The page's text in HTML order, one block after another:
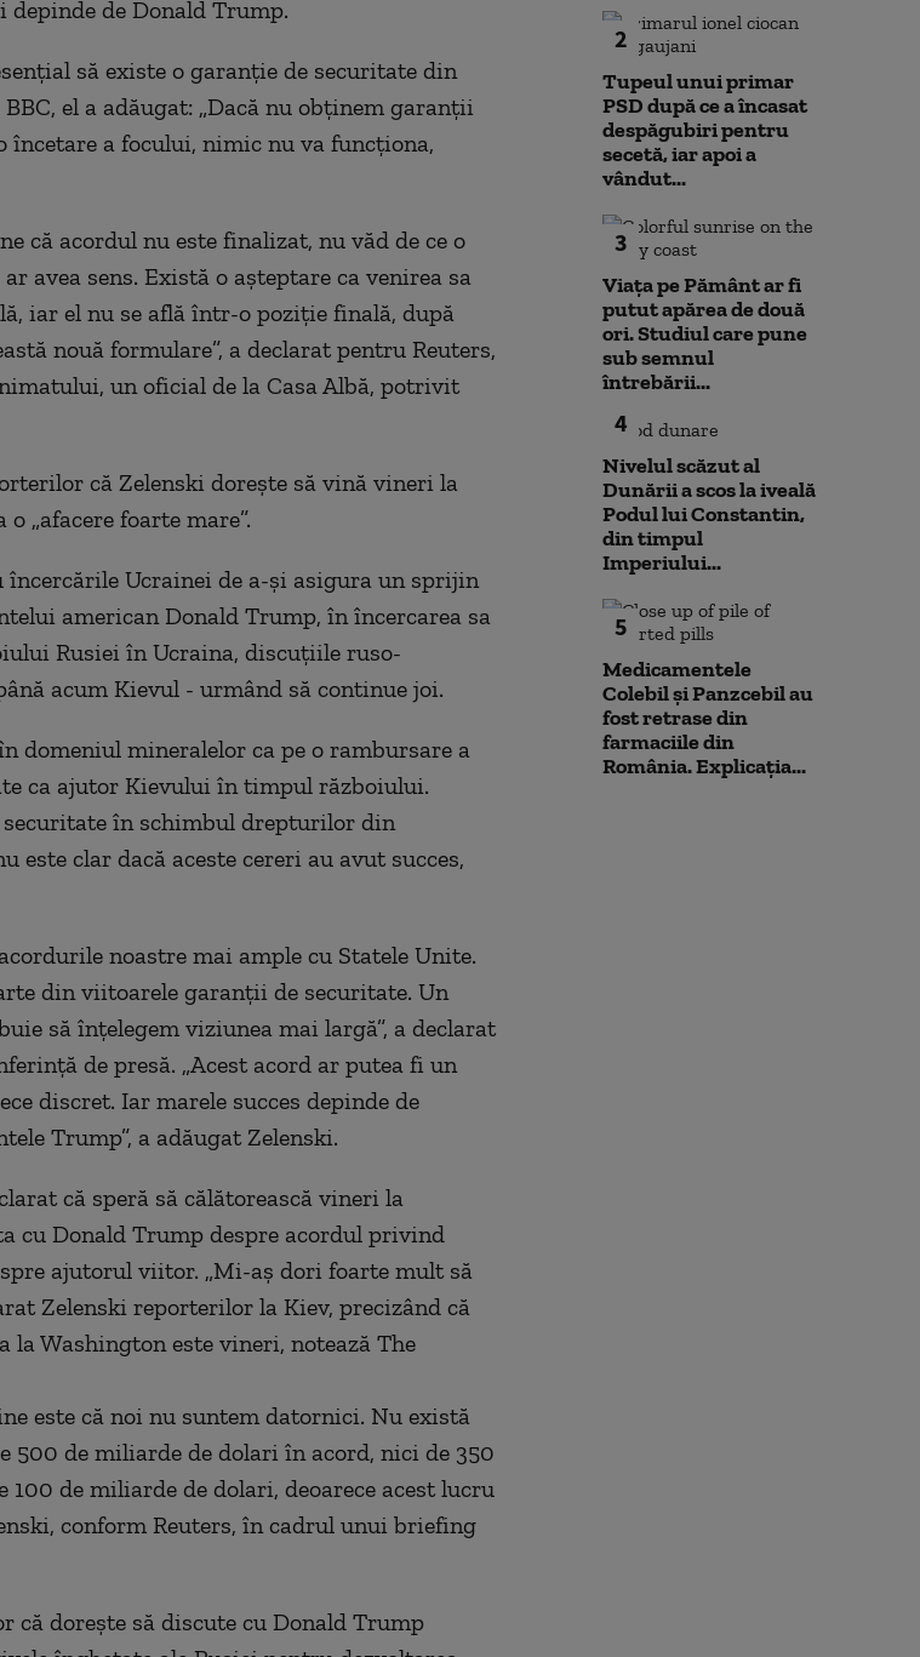
depinde de Donald Trump.
să existe o garanţie de securitate din
el a adăugat: „Dacă nu obţinem garanţii
încetare a focului, nimic nu va funcţiona,
că acordul nu este finalizat, nu văd de ce o
avea sens. Există o aşteptare ca venirea sa
iar el nu se află într-o poziţie finală, după
nouă formulare”, a declarat pentru Reuters,
un oficial de la Casa Albă, potrivit
că Zelenski doreşte să vină vineri la
„afacere foarte mare”.
încercările Ucrainei de a-şi asigura un sprijin
american Donald Trump, în încercarea sa
Rusiei în Ucraina, discuţiile ruso-
acum Kievul - urmând să continue joi.
domeniul mineralelor ca pe o rambursare a
ca ajutor Kievului în timpul războiului.
în schimbul drepturilor din
este clar dacă aceste cereri au avut succes,
noastre mai ample cu Statele Unite.
din viitoarele garanţii de securitate. Un
să înţelegem viziunea mai largă”, a declarat
de presă. „Acest acord ar putea fi un
discret. Iar marele succes depinde de
Trump”, a adăugat Zelenski.
că speră să călătorească vineri la
cu Donald Trump despre acordul privind
ajutorul viitor. „Mi-aş dori foarte mult să
Zelenski reporterilor la Kiev, precizând că
Washington este vineri, notează The
este că noi nu suntem datornici. Nu există
500 de miliarde de dolari în acord, nici de 350
de miliarde de dolari, deoarece acest lucru
conform Reuters, în cadrul unui briefing
că doreşte să discute cu Donald Trump
2
Tupeul unui primar
PSD după ce a încasat
despăgubiri pentru
secetă, iar apoi a
vândut...
3
Viața pe Pământ ar fi
putut apărea de două
ori. Studiul care pune
sub semnul
întrebării...
4
Nivelul scăzut al
Dunării a scos la iveală
Podul lui Constantin,
din timpul
Imperiului...
5
Medicamentele
Colebil și Panzcebil au
fost retrase din
farmaciile din
România. Explicația...